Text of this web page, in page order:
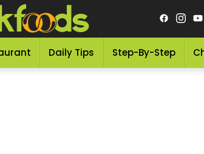
Daily Tips Step-By-Step